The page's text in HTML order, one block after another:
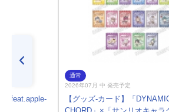
feat.apple-
通常
2026年07月 中 発売予定
【グッズ-カード】「